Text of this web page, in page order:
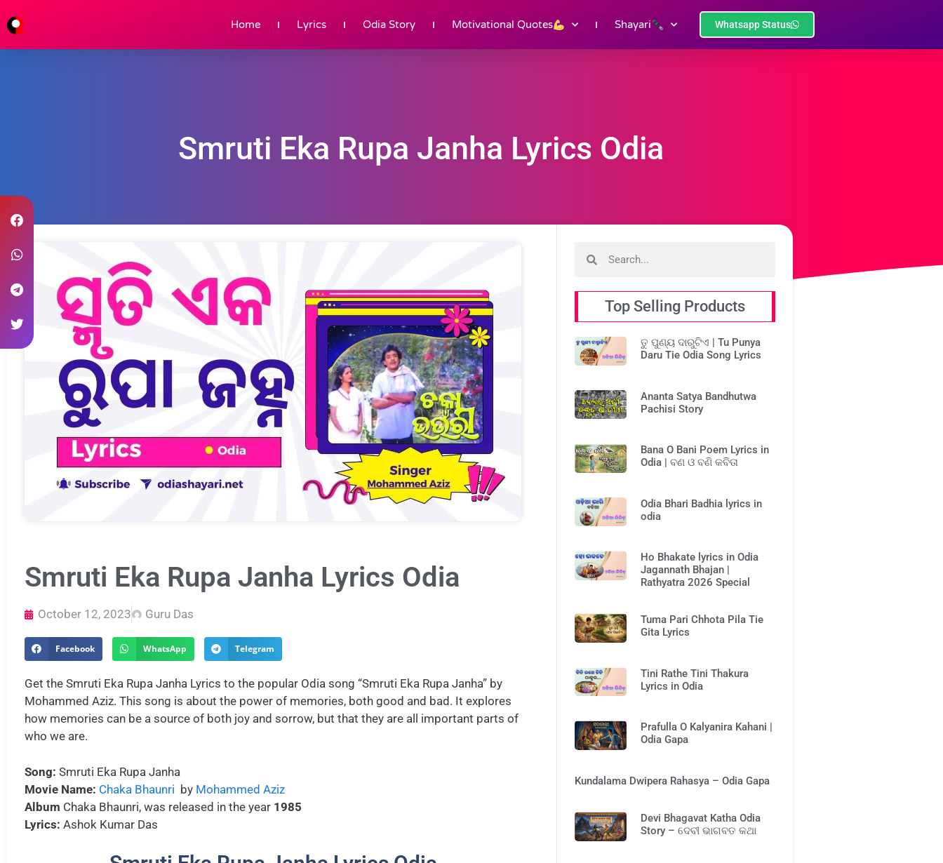
Home Lyrics Odia Story Motivational Quotes Shayari Whatsapp Status
Smruti Eka Rupa Janha Lyrics Odia
Smruti Eka Rupa Janha Lyrics Odia
October 12, 2023 Guru Das
Facebook WhatsApp Telegram
Get the Smruti Eka Rupa Janha Lyrics to the popular Odia song “Smruti Eka Rupa Janha” by
Mohammed Aziz. This song is about the power of memories, both good and bad. It explores
how memories can be a source of both joy and sorrow, but that they are all important parts of
who we are.
Song: Smruti Eka Rupa Janha
Movie Name: Chaka Bhaunri by Mohammed Aziz
Album Chaka Bhaunri, was released in the year 1985
Lyrics: Ashok Kumar Das
Top Selling Products
ତୁ ପୁଣ୍ୟ ଦାରୁଟିଏ | Tu Punya
Daru Tie Odia Song Lyrics
Ananta Satya Bandhutwa
Pachisi Story
Bana O Bani Poem Lyrics in
Odia | ବଣ ଓ ବଣି କବିତା
Odia Bhari Badhia lyrics in
odia
Ho Bhakate lyrics in Odia
Jagannath Bhajan |
Rathyatra 2026 Special
Tuma Pari Chhota Pila Tie
Gita Lyrics
Tini Rathe Tini Thakura
Lyrics in Odia
Prafulla O Kalyanira Kahani |
Odia Gapa
Kundalama Dwipera Rahasya – Odia Gapa
Devi Bhagavat Katha Odia
Story – ଦେବୀ ଭାଗବତ କଥା